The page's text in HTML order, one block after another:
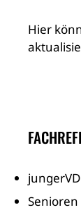
Hier
Senioren